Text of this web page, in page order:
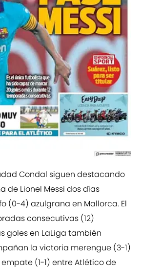
Condal siguen destacando
de Lionel Messi dos días
(0-4) azulgrana en Mallorca. El
consecutivas (12)
goles en LaLiga también
la victoria merengue (3-1)
(1-1) entre Atlético de